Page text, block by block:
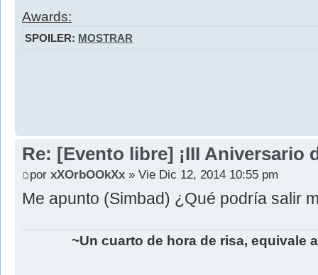
Awards:
SPOILER: MOSTRAR
Re: [Evento libre] ¡III Aniversario
por xXOrbOOkXx » Vie Dic 12, 2014 10:55 pm
Me apunto (Simbad) ¿Qué podría salir
~Un cuarto de hora de risa, equivale